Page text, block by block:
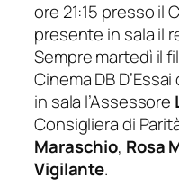
ore 21:15 presso il
presente in sala il
Sempre martedì il
Cinema DB D’Essai
in sala l’Assessore
Consigliera di
Maraschio, Rosa
Vigilante.